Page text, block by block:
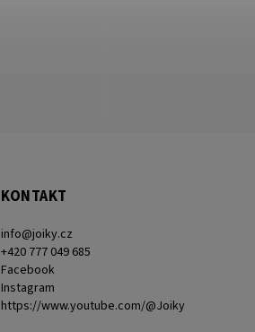
KONTAKT
info@joiky.cz
+420 777 049 685
Facebook
Instagram
https://www.youtube.com/@Joiky